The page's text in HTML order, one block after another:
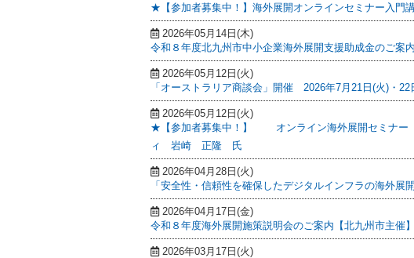
★【参加者募集中！】海外展開オンラインセミナー入門
2026年05月14日(木)
令和８年度北九州市中小企業海外展開支援助成金のご案内
2026年05月12日(火)
「オーストラリア商談会」開催 2026年7月21日(火)・
2026年05月12日(火)
★【参加者募集中！】 オンライン海外展開セミナ
ィ 岩崎 正隆 氏
2026年04月28日(火)
「安全性・信頼性を確保したデジタルインフラの海外
2026年04月17日(金)
令和８年度海外展開施策説明会のご案内【北九州市主催】
2026年03月17日(火)